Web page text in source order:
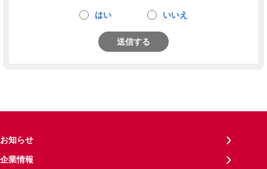
はい いいえ
送信する
お知らせ
企業情報